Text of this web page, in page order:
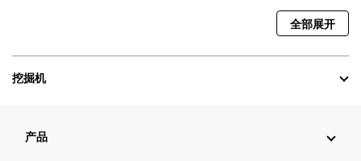
全部展开
挖掘机
产品